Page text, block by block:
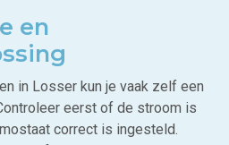
en
in Losser kun je vaak zelf een
eerst of de stroom is
correct is ingesteld.